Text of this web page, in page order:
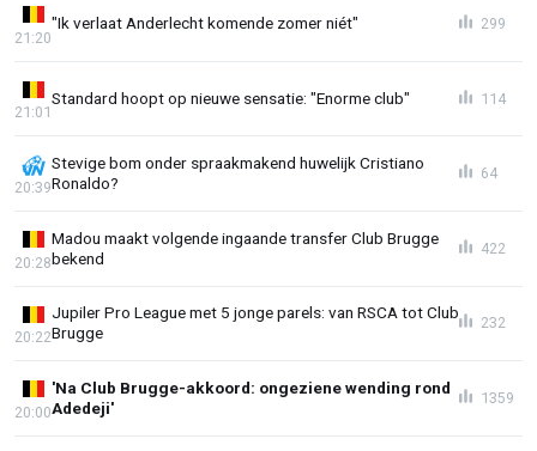
"Ik verlaat Anderlecht komende zomer niét"
21:20
299
Standard hoopt op nieuwe sensatie: "Enorme club"
21:01
114
Stevige bom onder spraakmakend huwelijk Cristiano
Ronaldo?
20:39
64
Madou maakt volgende ingaande transfer Club Brugge
bekend
20:28
422
Jupiler Pro League met 5 jonge parels: van RSCA tot Club
Brugge
20:22
232
'Na Club Brugge-akkoord: ongeziene wending rond
Adedeji'
20:00
1359